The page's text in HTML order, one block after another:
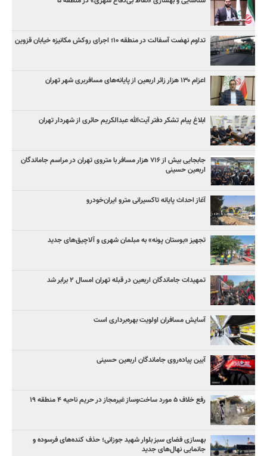
تداوم نهضت آسفالت در منطقه ۱۰؛ اجرای روکش مکانیزه خیابان قزوین
اعزام ۱۳۰ هزار زائر اربعین از پایانه‌های مسافربری شهر تهران
ابلاغ پیام تشکر دفتر آیت‌الله عبدالکریم حائری از شهردار تهران
جابجایی بیش از ۷۱۶ هزار مسافر با متروی تهران در مراسم جاماندگان
اربعین حسینی
آغاز احداث پایانه تاکسیرانی مترو ایران‌خودرو
تجهیز «بوستان پونه» به مبلمان شهری و آلاچیق‌های جدید
تمهیدات جاماندگان اربعین در قبله تهران امسال ۲ برابر شد
آسایش مسافران اولویت بهره‌برداری است
آیین پیاده‌روی جاماندگان اربعین حسینی
رفع خلاف ۵ مورد ساخت‌وساز غیرمجاز در حریم ناحیه ۴ منطقه ۱۹
بهسازی فضای سبز بلوار شهید جوزانی؛ حذف کنده‌های فرسوده و
جانمایی نهال‌های جدید